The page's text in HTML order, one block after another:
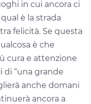
in cui ancora ci
è la strada
felicità. Se questa
è che
cura e attenzione
“una grande
anche domani
ancora a